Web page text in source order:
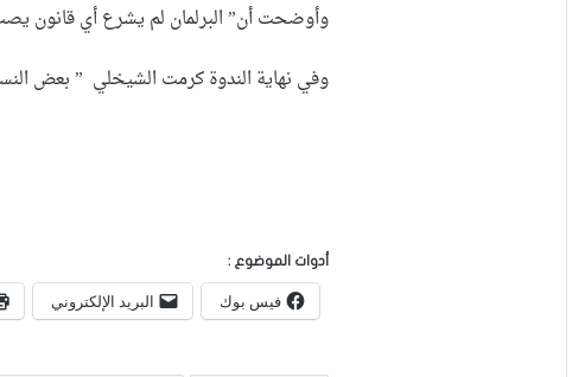
وأوضحت أن” البرلمان لم يشرع أي قانون يصب
وفي نهاية الندوة كرمت الشيخلي ” بعض
أدوات الموضوع :
فيس بوك البريد الإلكتروني